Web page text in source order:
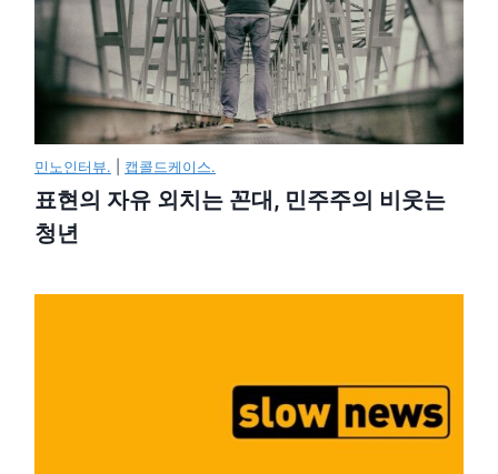
민노인터뷰. 캡콜드케이스.
표현의 자유 외치는 꼰대, 민주주의 비웃는
청년